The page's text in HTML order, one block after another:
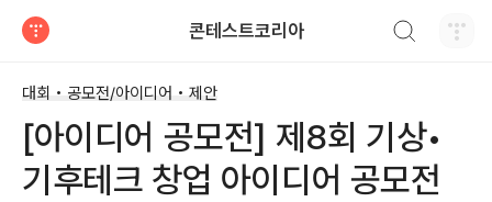
콘테스트코리아
대회 • 공모전/아이디어 • 제안
[아이디어 공모전] 제8회 기상•
기후테크 창업 아이디어 공모전